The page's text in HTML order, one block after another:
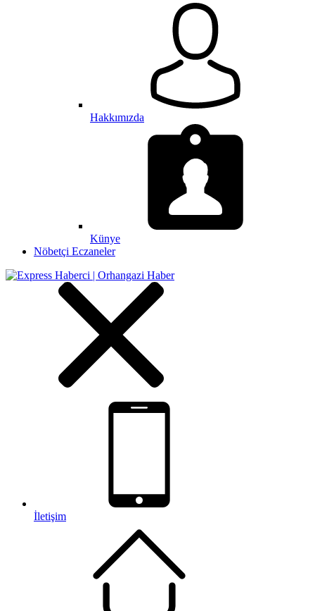
Hakkımızda
Künye
Nöbetçi Eczaneler
İletişim